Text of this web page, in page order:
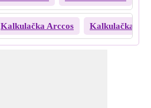
Kalkulačka Arccos Kalkulačka